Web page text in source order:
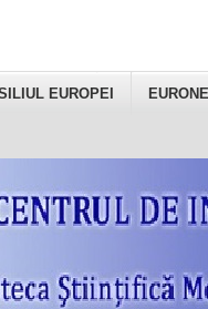
EUROPEI